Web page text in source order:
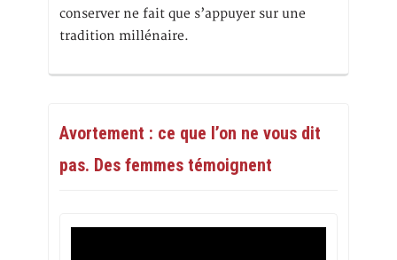
conserver ne fait que s’appuyer sur une
tradition millénaire.
Avortement : ce que l’on ne vous dit
pas. Des femmes témoignent